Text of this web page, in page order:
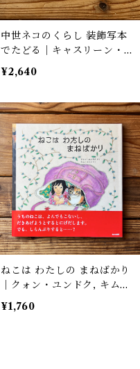
中世ネコのくらし 装飾写本
でたどる｜キャスリーン・ウ
ォーカー゠ミークル (著), 堀
口容子 (著)
¥2,640
ねこは わたしの まねばかり
｜クォン・ユンドク, キム・
ファン(訳)
¥1,760